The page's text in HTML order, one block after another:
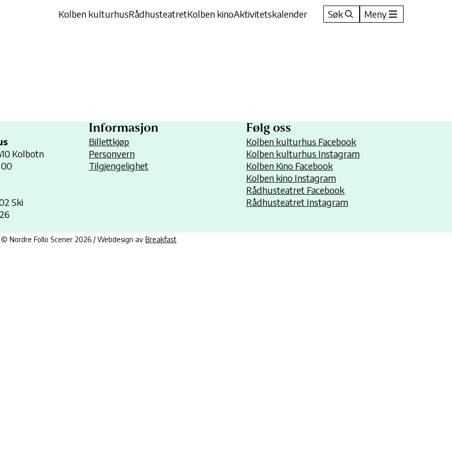
Kolben kulturhusRådhusteatretKolben kinoAktivitetskalender Søk Meny
Kolbotn
00
Ski
Informasjon
Billettkjøp
Personvern
Tilgjengelighet
Følg oss
Kolben kulturhus Facebook
Kolben kulturhus Instagram
Kolben Kino Facebook
Kolben kino Instagram
Rådhusteatret Facebook
Rådhusteatret Instagram
© Nordre Follo Scener 2026 / Webdesign av Breakfast